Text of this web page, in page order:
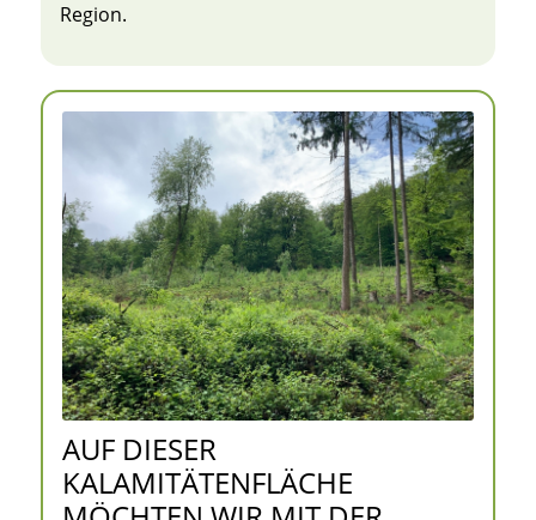
Region.
AUF DIESER
KALAMITÄTENFLÄCHE